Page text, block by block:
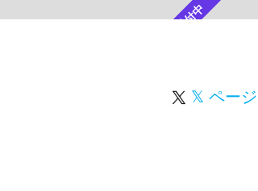
スカウト受付中
𝕏 ページ